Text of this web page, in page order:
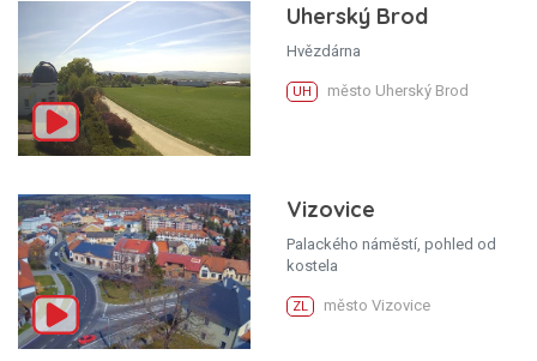
Uherský Brod
Hvězdárna
UH město Uherský Brod
Vizovice
Palackého náměstí, pohled od
kostela
ZL město Vizovice